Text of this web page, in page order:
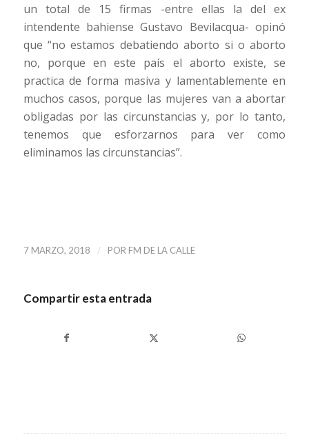
un total de 15 firmas -entre ellas la del ex
intendente bahiense Gustavo Bevilacqua- opinó
que “no estamos debatiendo aborto si o aborto
no, porque en este país el aborto existe, se
practica de forma masiva y lamentablemente en
muchos casos, porque las mujeres van a abortar
obligadas por las circunstancias y, por lo tanto,
tenemos que esforzarnos para ver como
eliminamos las circunstancias”.
7 MARZO, 2018 / POR FM DE LA CALLE
Compartir esta entrada